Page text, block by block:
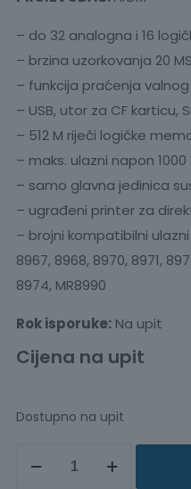
– do 32 analogna i 16
– brzina uzorkovanja 20
– funkcija praćenja
– USB, utor za CF karticu,
– 512 M riječi logičke
– maks. ulazni napon 1000
– samo glavna jedinica
– ugrađeni printer za
– brojni kompatibilni ulazni
8967, 8968, 8970, 8971,
8974, MR8990
Rok isporuke: Na upit
Cijena na upit
Dostupno na upit